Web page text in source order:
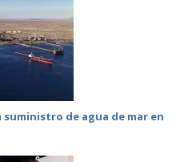
de agua de mar en